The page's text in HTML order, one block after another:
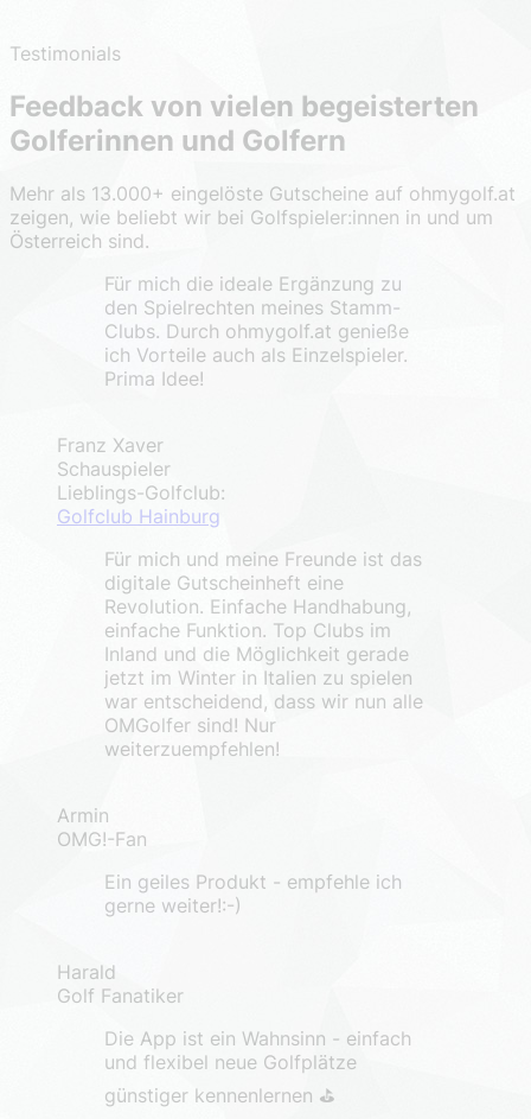
Testimonials
Feedback von vielen begeisterten
Golferinnen und Golfern
Mehr als 13.000+ eingelöste Gutscheine auf ohmygolf.at
zeigen, wie beliebt wir bei Golfspieler:innen in und um
Österreich sind.
Für mich die ideale Ergänzung zu
den Spielrechten meines Stamm-
Clubs. Durch ohmygolf.at genieße
ich Vorteile auch als Einzelspieler.
Prima Idee!
Franz Xaver
Schauspieler
Lieblings-Golfclub:
Golfclub Hainburg
Für mich und meine Freunde ist das
digitale Gutscheinheft eine
Revolution. Einfache Handhabung,
einfache Funktion. Top Clubs im
Inland und die Möglichkeit gerade
jetzt im Winter in Italien zu spielen
war entscheidend, dass wir nun alle
OMGolfer sind! Nur
weiterzuempfehlen!
Armin
OMG!-Fan
Ein geiles Produkt - empfehle ich
gerne weiter!:-)
Harald
Golf Fanatiker
Die App ist ein Wahnsinn - einfach
und flexibel neue Golfplätze
günstiger kennenlernen ⛳️